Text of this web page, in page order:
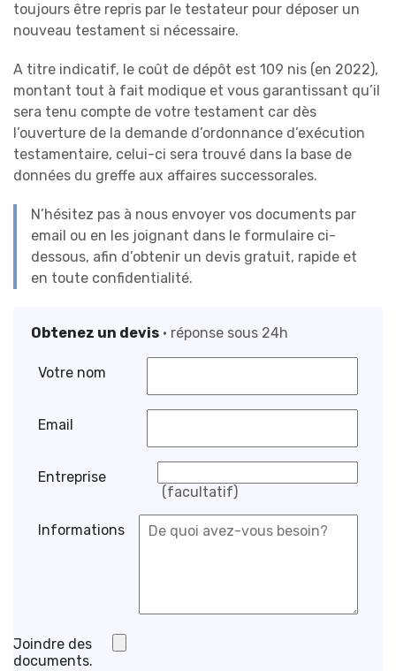
toujours être repris par le testateur pour déposer un
nouveau testament si nécessaire.
A titre indicatif, le coût de dépôt est 109 nis (en 2022),
montant tout à fait modique et vous garantissant qu’il
sera tenu compte de votre testament car dès
l’ouverture de la demande d’ordonnance d’exécution
testamentaire, celui-ci sera trouvé dans la base de
données du greffe aux affaires successorales.
N’hésitez pas à nous envoyer vos documents par
email ou en les joignant dans le formulaire ci-
dessous, afin d’obtenir un devis gratuit, rapide et
en toute confidentialité.
Obtenez un devis • réponse sous 24h
Votre nom
Email
Entreprise
(facultatif)
Informations
Joindre des
documents.